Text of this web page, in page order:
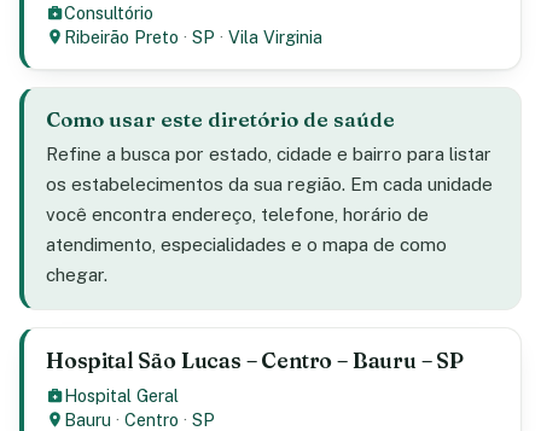
Consultório
Ribeirão Preto ·SP ·Vila Virginia
Como usar este diretório de saúde
Refine a busca por estado, cidade e bairro para listar
os estabelecimentos da sua região. Em cada unidade
você encontra endereço, telefone, horário de
atendimento, especialidades e o mapa de como
chegar.
Hospital São Lucas – Centro – Bauru – SP
Hospital Geral
Bauru ·Centro ·SP